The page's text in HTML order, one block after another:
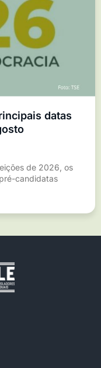
datas
de 2026, os
candidatas